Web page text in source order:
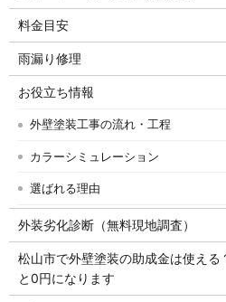
料金目安
雨漏り修理
お役立ち情報
外壁塗装工事の流れ・工程
カラーシミュレーション
選ばれる理由
外装劣化診断（無料現地調査）
松山市で外壁塗装の助成金は使える
と0円になります